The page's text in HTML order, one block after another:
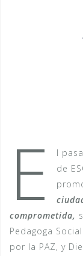
E
l
de
comprometida,
Pedagoga
por la PAZ, y